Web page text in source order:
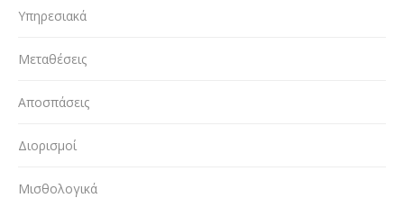
Υπηρεσιακά
Μεταθέσεις
Αποσπάσεις
Διορισμοί
Μισθολογικά